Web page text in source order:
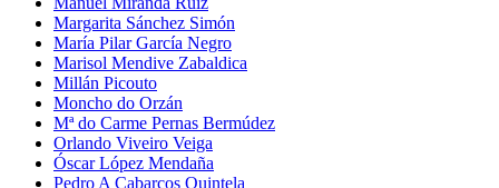
Margarita Sánchez Simón
María Pilar García Negro
Marisol Mendive Zabaldica
Millán Picouto
Moncho do Orzán
Mª do Carme Pernas Bermúdez
Orlando Viveiro Veiga
Óscar López Mendaña
Pedro A Cabarcos Quintela